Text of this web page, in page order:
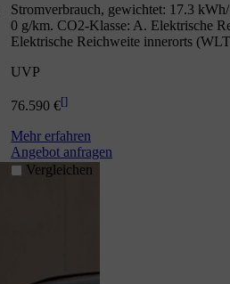
Stromverbrauch, gewichtet: 17.3
0 g/km. CO2-Klasse: A. Elektrische
Elektrische Reichweite innerorts
UVP
76.590 €[]
Mehr erfahren
Angebot anfragen
Vergleichen